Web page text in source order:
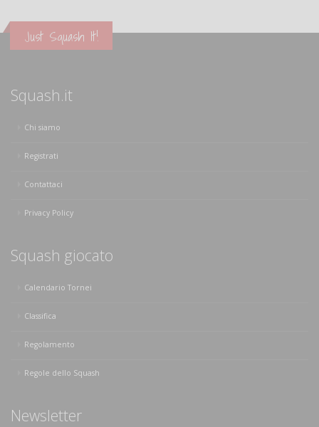
Just Squash It!
Squash.it
Chi siamo
Registrati
Contattaci
Privacy Policy
Squash giocato
Calendario Tornei
Classifica
Regolamento
Regole dello Squash
Newsletter